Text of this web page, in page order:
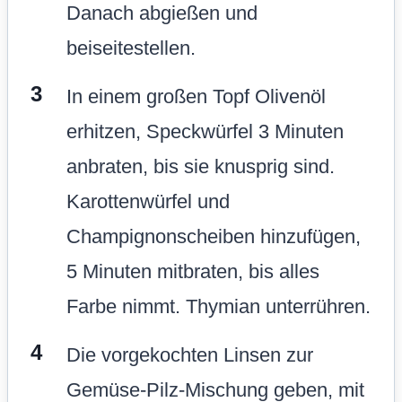
Danach abgießen und
beiseitestellen.
In einem großen Topf Olivenöl
erhitzen, Speckwürfel 3 Minuten
anbraten, bis sie knusprig sind.
Karottenwürfel und
Champignonscheiben hinzufügen,
5 Minuten mitbraten, bis alles
Farbe nimmt. Thymian unterrühren.
Die vorgekochten Linsen zur
Gemüse-Pilz-Mischung geben, mit